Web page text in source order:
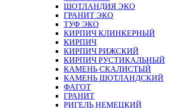
ШОТЛАНДИЯ ЭКО
ГРАНИТ ЭКО
ТУФ ЭКО
КИРПИЧ КЛИНКЕРНЫЙ
КИРПИЧ
КИРПИЧ РИЖСКИЙ
КИРПИЧ РУСТИКАЛЬНЫЙ
КАМЕНЬ СКАЛИСТЫЙ
КАМЕНЬ ШОТЛАНДСКИЙ
ФАГОТ
ГРАНИТ
РИГЕЛЬ НЕМЕЦКИЙ